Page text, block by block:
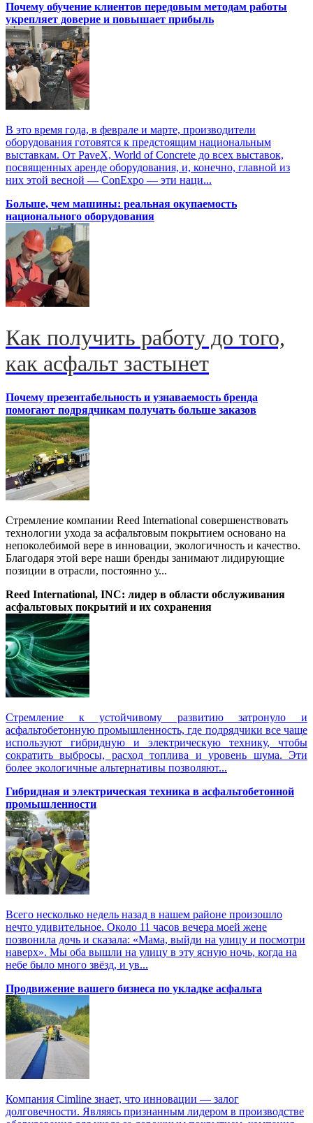
Почему обучение клиентов передовым методам работы
укрепляет доверие и повышает прибыль
В это время года, в феврале и марте, производители
оборудования готовятся к предстоящим национальным
выставкам. От PaveX, World of Concrete до всех выставок,
посвященных аренде оборудования, и, конечно, главной из
них этой весной — ConExpo — эти наци...
Больше, чем машины: реальная окупаемость
национального оборудования
Как получить работу до того,
как асфальт застынет
Почему презентабельность и узнаваемость бренда
помогают подрядчикам получать больше заказов
Стремление компании Reed International совершенствовать
технологии ухода за асфальтовым покрытием основано на
непоколебимой вере в инновации, экологичность и качество.
Благодаря этой вере наши бренды занимают лидирующие
позиции в отрасли, постоянно у...
Reed International, INC: лидер в области обслуживания
асфальтовых покрытий и их сохранения
Стремление к устойчивому развитию затронуло и
асфальтобетонную промышленность, где подрядчики все чаще
используют гибридную и электрическую технику, чтобы
сократить выбросы, расход топлива и уровень шума. Эти
более экологичные альтернативы позволяют...
Гибридная и электрическая техника в асфальтобетонной
промышленности
Всего несколько недель назад в нашем районе произошло
нечто удивительное. Около 11 часов вечера моей жене
позвонила дочь и сказала: «Мама, выйди на улицу и посмотри
наверх». Мы оба вышли на улицу в эту ясную ночь, когда на
небе было много звёзд, и ув...
Продвижение вашего бизнеса по укладке асфальта
Компания Cimline знает, что инновации — залог
долговечности. Являясь признанным лидером в производстве